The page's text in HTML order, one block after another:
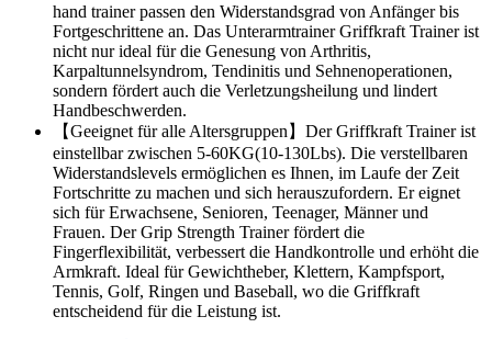
hand trainer passen den Widerstandsgrad von Anfänger bis
Fortgeschrittene an. Das Unterarmtrainer Griffkraft Trainer ist
nicht nur ideal für die Genesung von Arthritis,
Karpaltunnelsyndrom, Tendinitis und Sehnenoperationen,
sondern fördert auch die Verletzungsheilung und lindert
Handbeschwerden.
【Geeignet für alle Altersgruppen】Der Griffkraft Trainer ist
einstellbar zwischen 5-60KG(10-130Lbs). Die verstellbaren
Widerstandslevels ermöglichen es Ihnen, im Laufe der Zeit
Fortschritte zu machen und sich herauszufordern. Er eignet
sich für Erwachsene, Senioren, Teenager, Männer und
Frauen. Der Grip Strength Trainer fördert die
Fingerflexibilität, verbessert die Handkontrolle und erhöht die
Armkraft. Ideal für Gewichtheber, Klettern, Kampfsport,
Tennis, Golf, Ringen und Baseball, wo die Griffkraft
entscheidend für die Leistung ist.